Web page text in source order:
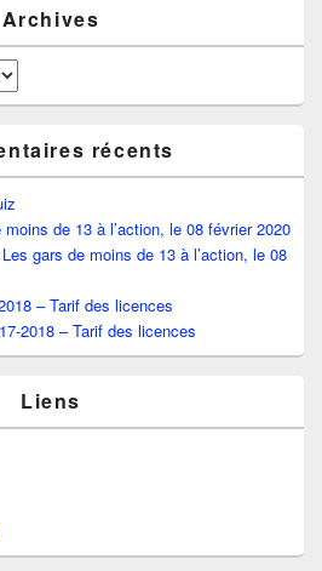
Archives
récents
moins de 13 à l’action, le 08 février 2020
Les gars de moins de 13 à l’action, le 08
– Tarif des licences
2018 – Tarif des licences
Liens